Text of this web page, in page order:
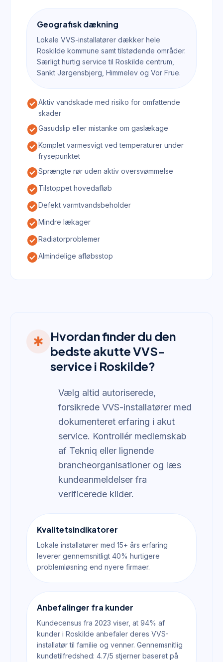
Geografisk dækning
Lokale VVS-installatører dækker hele
Roskilde kommune samt tilstødende områder.
Særligt hurtig service til Roskilde centrum,
Sankt Jørgensbjerg, Himmelev og Vor Frue.
check_circleAktiv vandskade med risiko for omfattende
skader
check_circleGasudslip eller mistanke om gaslækage
check_circleKomplet varmesvigt ved temperaturer under
frysepunktet
check_circleSprængte rør uden aktiv oversvømmelse
check_circleTilstoppet hovedafløb
check_circleDefekt varmtvandsbeholder
check_circleMindre lækager
check_circleRadiatorproblemer
check_circleAlmindelige afløbsstop
emergency
Hvordan finder du den
bedste akutte VVS-
service i Roskilde?
Vælg altid autoriserede,
forsikrede VVS-installatører med
dokumenteret erfaring i akut
service. Kontrollér medlemskab
af Tekniq eller lignende
brancheorganisationer og læs
kundeanmeldelser fra
verificerede kilder.
Kvalitetsindikatorer
Lokale installatører med 15+ års erfaring
leverer gennemsnitligt 40% hurtigere
problemløsning end nyere firmaer.
Anbefalinger fra kunder
Kundecensus fra 2023 viser, at 94% af
kunder i Roskilde anbefaler deres VVS-
installatør til familie og venner. Gennemsnitlig
kundetilfredshed: 4.7/5 stjerner baseret på